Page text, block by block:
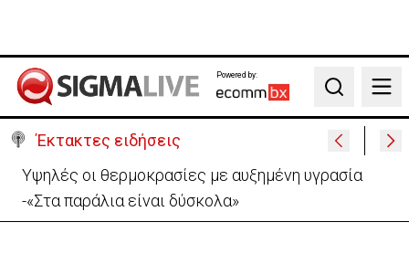
Powered by:
Search
Έκτακτες ειδήσεις
«Βολές» ΠτΔ σε ΔΗΣΥ και ΑΚΕΛ: «Το πάρτι έχει
τελειώσει με τους διορισμούς»